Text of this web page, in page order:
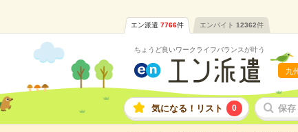
エン派遣 7766件 エンバイト 12362件
ちょうど良いワークライフバランスが叶う
九
気になる！リスト 0 保存